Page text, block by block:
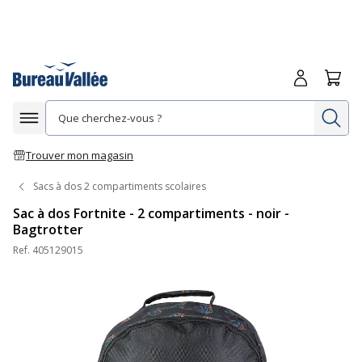
Afficher la navigation
Trouver mon magasin
Me
Sacs à dos 2 compartiments scolaires
Sac à dos Fortnite - 2 compartiments - noir -
Bagtrotter
Ref. 405129015